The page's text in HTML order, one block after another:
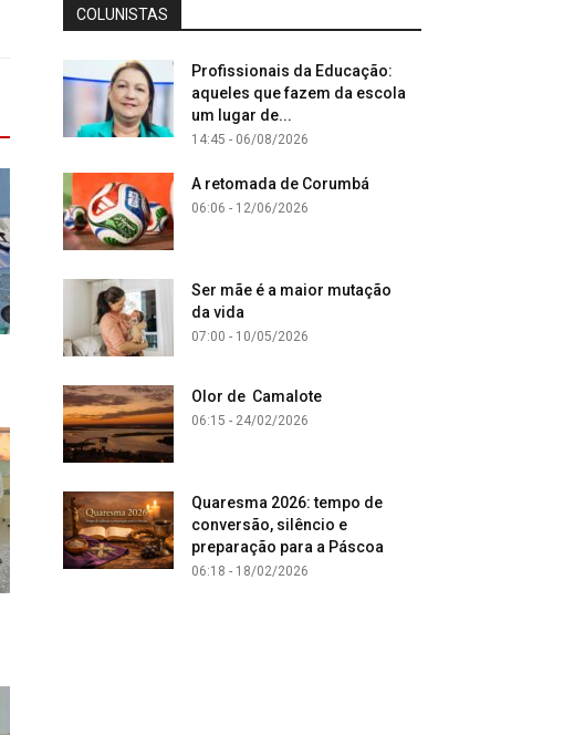
COLUNISTAS
Profissionais da Educação:
aqueles que fazem da escola
um lugar de...
14:45 - 06/08/2026
A retomada de Corumbá
06:06 - 12/06/2026
Ser mãe é a maior mutação
da vida
07:00 - 10/05/2026
Olor de Camalote
06:15 - 24/02/2026
Quaresma 2026: tempo de
conversão, silêncio e
preparação para a Páscoa
06:18 - 18/02/2026